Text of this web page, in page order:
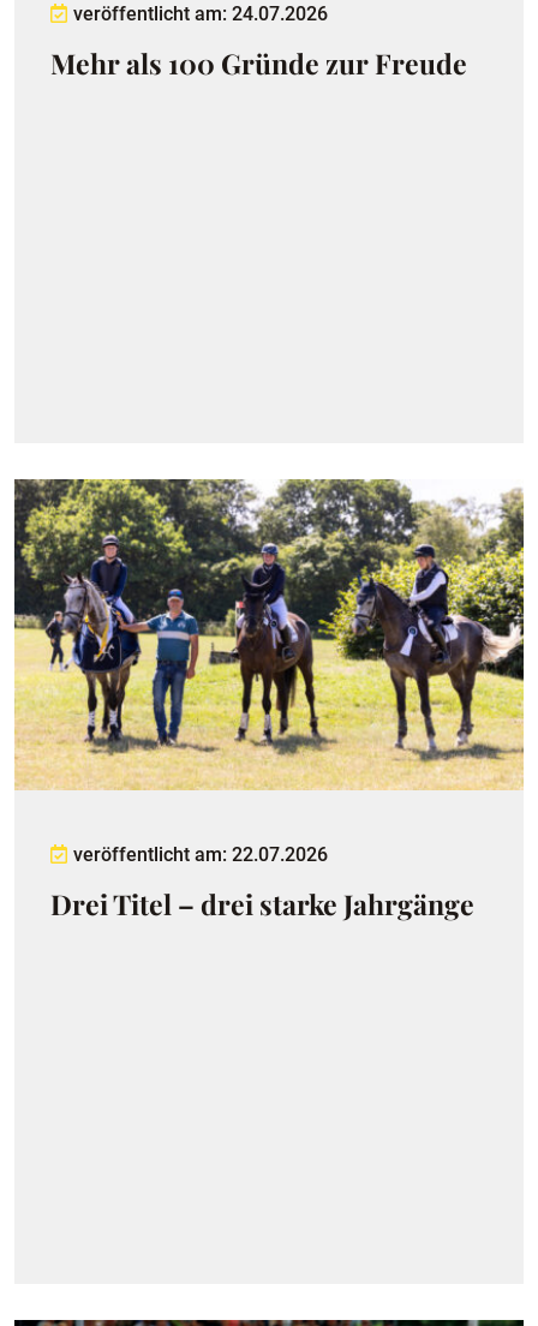
veröffentlicht am: 24.07.2026
Mehr als 100 Gründe zur Freude
veröffentlicht am: 22.07.2026
Drei Titel – drei starke Jahrgänge